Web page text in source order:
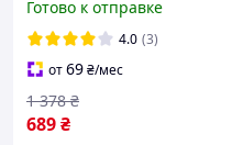
микрофон для колонки и
усилителя сценический
микрофон для пения
Готово к отправке
4.0 (3)
от69₴/мес
689₴
1 378 ₴